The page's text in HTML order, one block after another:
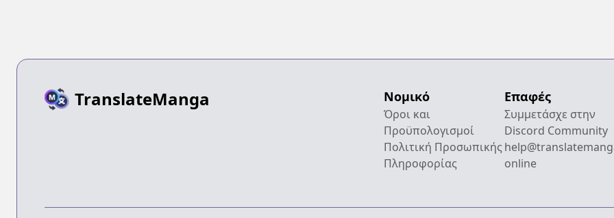
TranslateManga Νομικό
Όροι και
Προϋπολογισμοί
Πολιτική Προσωπικής
Πληροφορίας
Επαφές
Συμμετάσχε στην
Discord Community
online